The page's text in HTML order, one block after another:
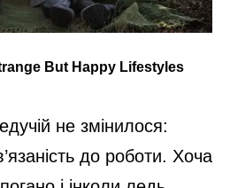
не змінилося:
до роботи. Хоча